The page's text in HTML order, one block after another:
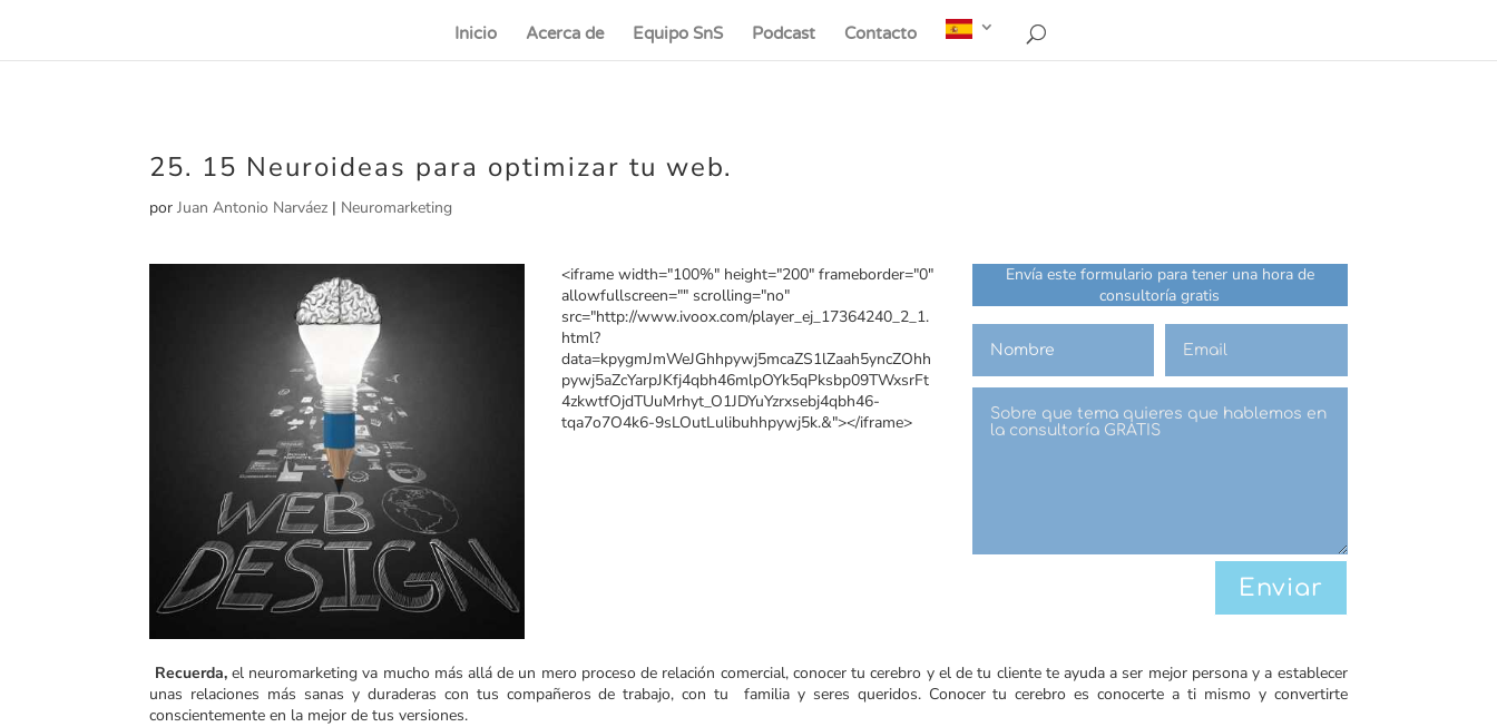
Inicio Acerca de Equipo SnS Podcast Contacto
25. 15 Neuroideas para optimizar tu web.
porJuan Antonio Narváez | Neuromarketing
<iframe width="100%" height="200" frameborder="0"
allowfullscreen="" scrolling="no"
src="http://www.ivoox.com/player_ej_17364240_2_1.
html?
data=kpygmJmWeJGhhpywj5mcaZS1lZaah5yncZOhh
pywj5aZcYarpJKfj4qbh46mlpOYk5qPksbp09TWxsrFt
4zkwtfOjdTUuMrhyt_O1JDYuYzrxsebj4qbh46-
tqa7o7O4k6-9sLOutLulibuhhpywj5k.&"></iframe>
Envía este formulario para tener una hora de
consultoría gratis
Enviar
Recuerda,el neuromarketing va mucho más allá de un mero proceso de relación comercial, conocer tu cerebro y el de tu cliente te ayuda a ser mejor persona y a establecer
unas relaciones más sanas y duraderas con tus compañeros de trabajo, con tu familia y seres queridos. Conocer tu cerebro es conocerte a ti mismo y convertirte
conscientemente en la mejor de tus versiones.